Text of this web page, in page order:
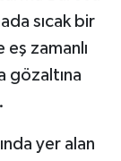
sıcak bir
zamanlı
gözaltına
yer alan